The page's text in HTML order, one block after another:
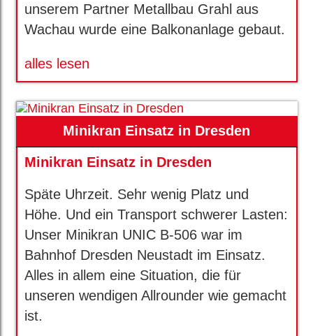
unserem Partner Metallbau Grahl aus
Wachau wurde eine Balkonanlage gebaut.
alles lesen
Minikran Einsatz in Dresden
Minikran Einsatz in Dresden
Späte Uhrzeit. Sehr wenig Platz und
Höhe. Und ein Transport schwerer Lasten:
Unser Minikran UNIC B-506 war im
Bahnhof Dresden Neustadt im Einsatz.
Alles in allem eine Situation, die für
unseren wendigen Allrounder wie gemacht
ist.